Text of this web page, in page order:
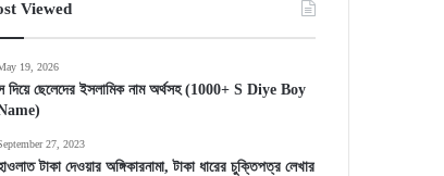
Viewed
19, 2026
দিয়ে ছেলেদের ইসলামিক নাম অর্থসহ (1000+ S Diye Boy
27, 2023
টাকা দেওয়ার অঙ্গিকারনামা, টাকা ধারের চুক্তিপত্র লেখার